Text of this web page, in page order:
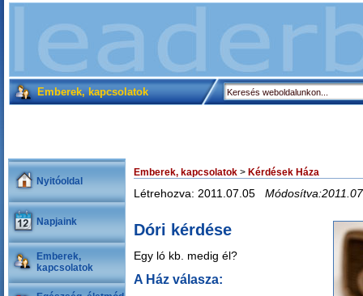
Emberek, kapcsolatok
Nyitóoldal
Napjaink
Emberek,
kapcsolatok
Emberek, kapcsolatok > Kérdések Háza
Létrehozva: 2011.07.05
Dóri kérdése
Egy ló kb. medig él?
A Ház válasza: